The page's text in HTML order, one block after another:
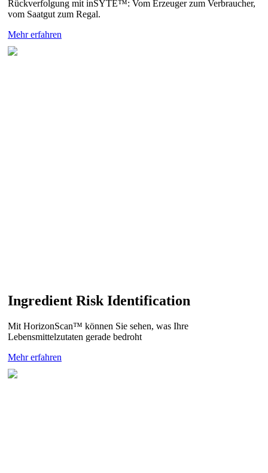
Rückverfolgung mit inSYTE™: Vom Erzeuger zum Verbraucher,
vom Saatgut zum Regal.
Mehr erfahren
Ingredient Risk Identification
Mit HorizonScan™ können Sie sehen, was Ihre
Lebensmittelzutaten gerade bedroht
Mehr erfahren